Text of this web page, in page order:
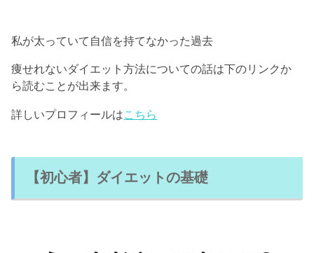
私が太っていて自信を持てなかった過去
痩せれないダイエット方法についての話は下のリンクか
ら読むことが出来ます。
詳しいプロフィールは こちら
【初心者】ダイエットの基礎